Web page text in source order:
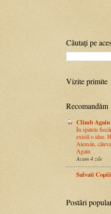
Căutați pe
Vizite primite
Recomandăm
Climb Again
În spatele
există o idee.
Alemán,
Again
Acum 4 zile
Salvati Copiii
Postări